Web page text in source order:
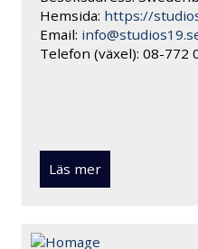
Hemsida: https://
Email:
Telefon (växel): 08-772
Läs mer